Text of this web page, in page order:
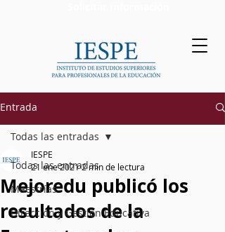
Entrada
Todas las entradas
Maestrías
Dirección y Gestión Educativa
Todas las entradas
Mejoredu publicó los
resultados de la
IESPE
21 ene 2021 2 min de lectura